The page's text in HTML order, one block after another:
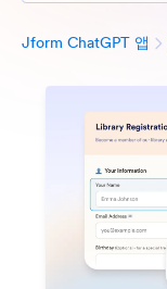
Jform ChatGPT 앱